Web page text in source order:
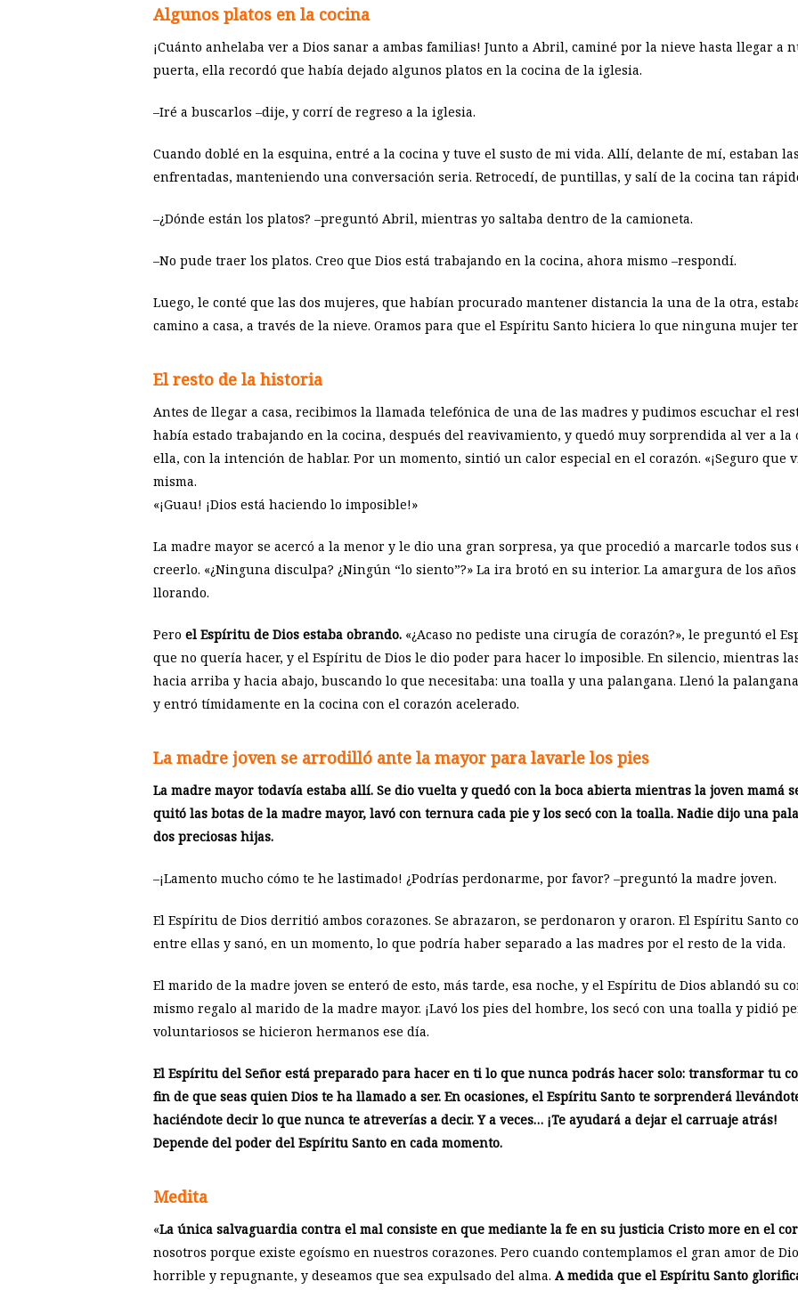
Algunos platos en la cocina
¡Cuánto anhelaba ver a Dios sanar a ambas familias! Junto a Abril, caminé por la nieve hasta llegar a
puerta, ella recordó que había dejado algunos platos en la cocina de la iglesia.
–Iré a buscarlos –dije, y corrí de regreso a la iglesia.
Cuando doblé en la esquina, entré a la cocina y tuve el susto de mi vida. Allí, delante de mí, estaban
enfrentadas, manteniendo una conversación seria. Retrocedí, de puntillas, y salí de la cocina tan
–¿Dónde están los platos? –preguntó Abril, mientras yo saltaba dentro de la camioneta.
–No pude traer los platos. Creo que Dios está trabajando en la cocina, ahora mismo –respondí.
Luego, le conté que las dos mujeres, que habían procurado mantener distancia la una de la otra,
camino a casa, a través de la nieve. Oramos para que el Espíritu Santo hiciera lo que ninguna mujer
El resto de la historia
Antes de llegar a casa, recibimos la llamada telefónica de una de las madres y pudimos escuchar el
había estado trabajando en la cocina, después del reavivamiento, y quedó muy sorprendida al ver a
ella, con la intención de hablar. Por un momento, sintió un calor especial en el corazón. «¡Seguro que
misma.
«¡Guau! ¡Dios está haciendo lo imposible!»
La madre mayor se acercó a la menor y le dio una gran sorpresa, ya que procedió a marcarle todos
creerlo. «¿Ninguna disculpa? ¿Ningún “lo siento”?» La ira brotó en su interior. La amargura de los
llorando.
Pero el Espíritu de Dios estaba obrando. «¿Acaso no pediste una cirugía de corazón?», le preguntó el
que no quería hacer, y el Espíritu de Dios le dio poder para hacer lo imposible. En silencio, mientras
hacia arriba y hacia abajo, buscando lo que necesitaba: una toalla y una palangana. Llenó la
y entró tímidamente en la cocina con el corazón acelerado.
La madre joven se arrodilló ante la mayor para lavarle los pies
La madre mayor todavía estaba allí. Se dio vuelta y quedó con la boca abierta mientras la joven mamá
quitó las botas de la madre mayor, lavó con ternura cada pie y los secó con la toalla. Nadie dijo una
dos preciosas hijas.
–¡Lamento mucho cómo te he lastimado! ¿Podrías perdonarme, por favor? –preguntó la madre joven.
El Espíritu de Dios derritió ambos corazones. Se abrazaron, se perdonaron y oraron. El Espíritu Santo
entre ellas y sanó, en un momento, lo que podría haber separado a las madres por el resto de la vida.
El marido de la madre joven se enteró de esto, más tarde, esa noche, y el Espíritu de Dios ablandó su
mismo regalo al marido de la madre mayor. ¡Lavó los pies del hombre, los secó con una toalla y pidió
voluntariosos se hicieron hermanos ese día.
El Espíritu del Señor está preparado para hacer en ti lo que nunca podrás hacer solo: transformar tu
fin de que seas quien Dios te ha llamado a ser. En ocasiones, el Espíritu Santo te sorprenderá
haciéndote decir lo que nunca te atreverías a decir. Y a veces… ¡Te ayudará a dejar el carruaje atrás!
Depende del poder del Espíritu Santo en cada momento.
Medita
«La única salvaguardia contra el mal consiste en que mediante la fe en su justicia Cristo more en el
nosotros porque existe egoísmo en nuestros corazones. Pero cuando contemplamos el gran amor de
horrible y repugnante, y deseamos que sea expulsado del alma. A medida que el Espíritu Santo